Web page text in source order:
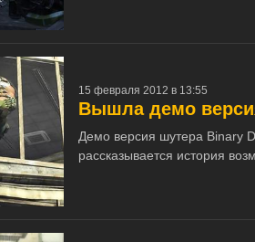
15 февраля 2012 в 13:55
Вышла демо
Демо версия шутера Binary
рассказывается история